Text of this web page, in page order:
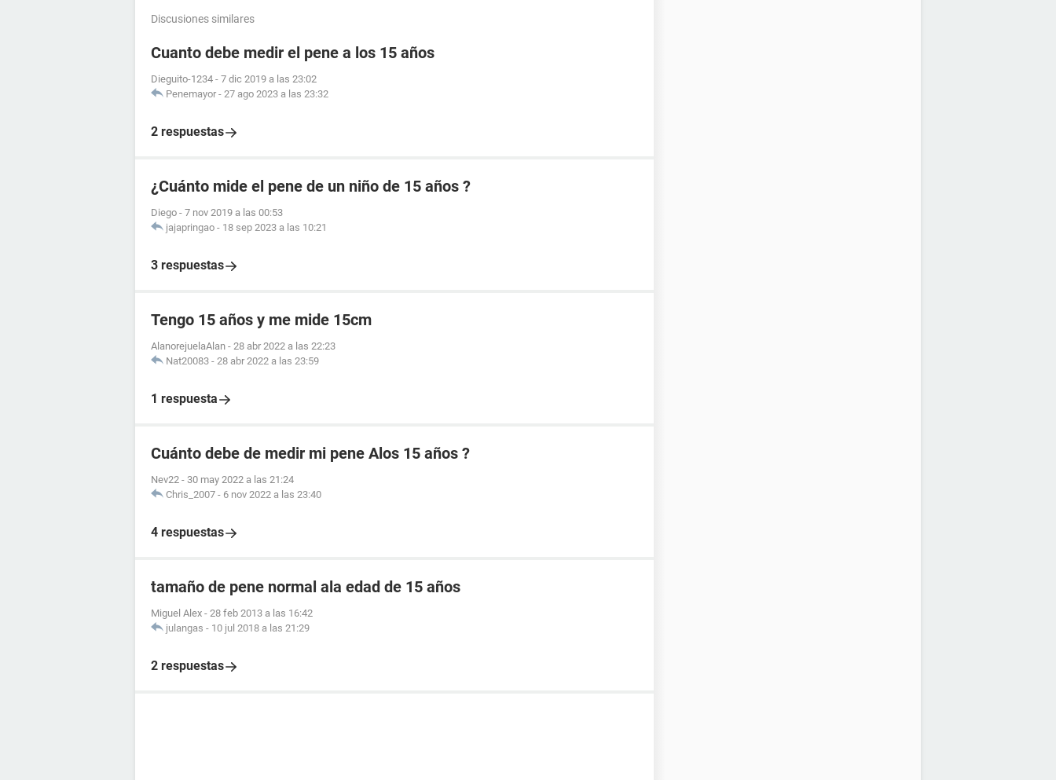
Discusiones similares
Cuanto debe medir el pene a los 15 años
Dieguito-1234 - 7 dic 2019 a las 23:02
Penemayor - 27 ago 2023 a las 23:32
2 respuestas
¿Cuánto mide el pene de un niño de 15 años ?
Diego - 7 nov 2019 a las 00:53
jajapringao - 18 sep 2023 a las 10:21
3 respuestas
Tengo 15 años y me mide 15cm
AlanorejuelaAlan - 28 abr 2022 a las 22:23
Nat20083 - 28 abr 2022 a las 23:59
1 respuesta
Cuánto debe de medir mi pene Alos 15 años ?
Nev22 - 30 may 2022 a las 21:24
Chris_2007 - 6 nov 2022 a las 23:40
4 respuestas
tamaño de pene normal ala edad de 15 años
Miguel Alex - 28 feb 2013 a las 16:42
julangas - 10 jul 2018 a las 21:29
2 respuestas